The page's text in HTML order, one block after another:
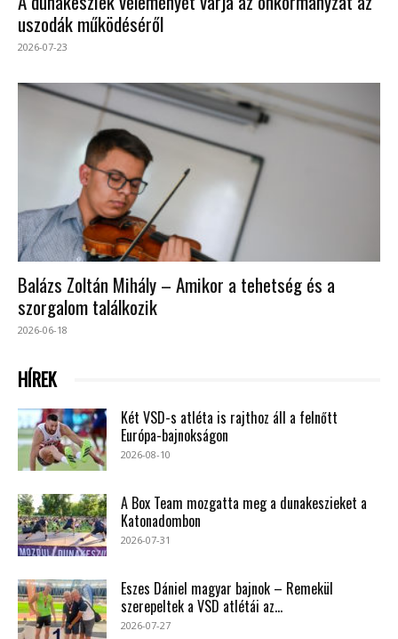
uszodák működéséről
2026-07-23
Balázs Zoltán Mihály – Amikor a tehetség és a
szorgalom találkozik
2026-06-18
HÍREK
Két VSD-s atléta is rajthoz áll a felnőtt
Európa-bajnokságon
2026-08-10
A Box Team mozgatta meg a dunakeszieket a
Katonadombon
2026-07-31
Eszes Dániel magyar bajnok – Remekül
szerepeltek a VSD atlétái az...
2026-07-27